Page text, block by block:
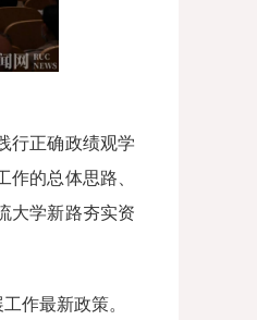
行正确政绩观学
的总体思路、
大学新路夯实资
作最新政策。